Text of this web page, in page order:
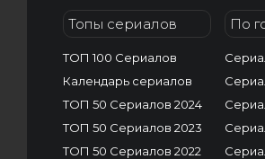
Топы сериалов
ТОП 100 Сериалов
Календарь сериалов
ТОП 50 Сериалов 2024
ТОП 50 Сериалов 2023
ТОП 50 Сериалов 2022
По